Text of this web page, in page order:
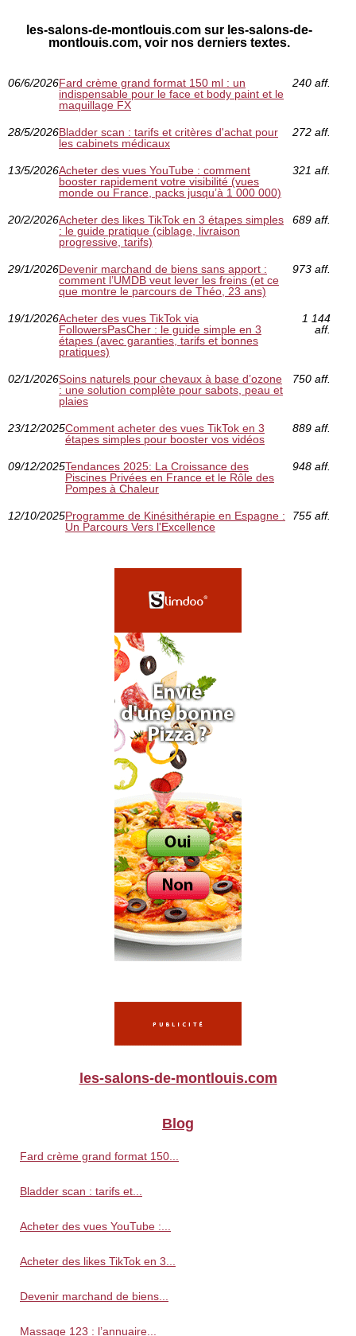
les-salons-de-montlouis.com sur les-salons-de-
montlouis.com, voir nos derniers textes.
06/6/2026Fard crème grand format 150 ml : un
indispensable pour le face et body paint et le
maquillage FX
240 aff.
28/5/2026Bladder scan : tarifs et critères d'achat pour
les cabinets médicaux
272 aff.
13/5/2026Acheter des vues YouTube : comment
booster rapidement votre visibilité (vues
monde ou France, packs jusqu’à 1 000 000)
321 aff.
20/2/2026Acheter des likes TikTok en 3 étapes simples
: le guide pratique (ciblage, livraison
progressive, tarifs)
689 aff.
29/1/2026Devenir marchand de biens sans apport :
comment l’UMDB veut lever les freins (et ce
que montre le parcours de Théo, 23 ans)
973 aff.
19/1/2026Acheter des vues TikTok via
FollowersPasCher : le guide simple en 3
étapes (avec garanties, tarifs et bonnes
pratiques)
1 144
aff.
02/1/2026Soins naturels pour chevaux à base d’ozone
: une solution complète pour sabots, peau et
plaies
750 aff.
23/12/2025Comment acheter des vues TikTok en 3
étapes simples pour booster vos vidéos
889 aff.
09/12/2025Tendances 2025: La Croissance des
Piscines Privées en France et le Rôle des
Pompes à Chaleur
948 aff.
12/10/2025Programme de Kinésithérapie en Espagne :
Un Parcours Vers l'Excellence
755 aff.
les-salons-de-montlouis.com
Blog
Fard crème grand format 150...
Bladder scan : tarifs et...
Acheter des vues YouTube :...
Acheter des likes TikTok en 3...
Devenir marchand de biens...
Massage 123 : l’annuaire...